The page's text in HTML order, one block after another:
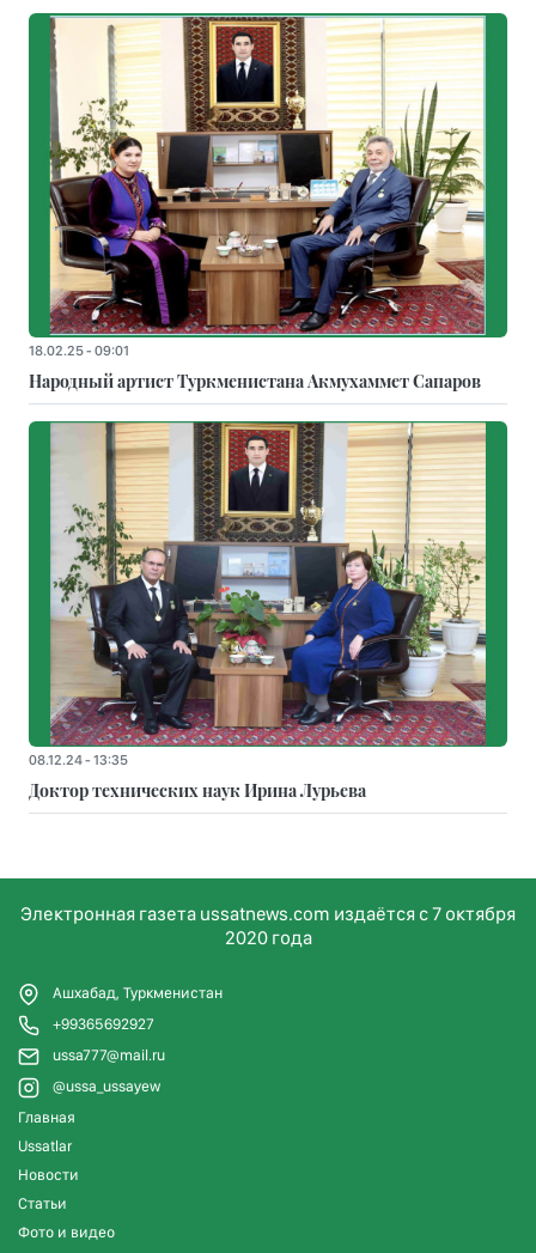
18.02.25 - 09:01
Народный артист Туркменистана Акмухаммет Сапаров
08.12.24 - 13:35
Доктор технических наук Ирина Лурьева
Электронная газета ussatnews.com издаётся с 7 октября
2020 года
Ашхабад, Туркменистан
+99365692927
ussa777@mail.ru
@ussa_ussayew
Главная
Ussatlar
Новости
Статьи
Фото и видео